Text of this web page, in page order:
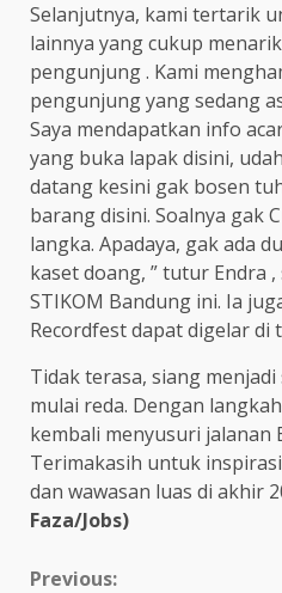
Selanjutnya, kami tertarik
lainnya yang cukup
pengunjung . Kami
pengunjung yang sedang
Saya mendapatkan info
yang buka lapak disini,
datang kesini gak bosen
barang disini. Soalnya gak
langka. Apadaya, gak ada
kaset doang, ” tutur Endra
STIKOM Bandung ini. Ia
Recordfest dapat digelar di
Tidak terasa, siang
mulai reda. Dengan
kembali menyusuri jalanan
Terimakasih untuk
dan wawasan luas di akhir
Faza/Jobs)
Previous: